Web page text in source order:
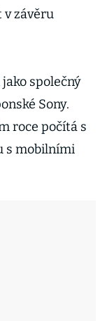
v závěru
společný
Sony.
roce počítá s
s mobilními